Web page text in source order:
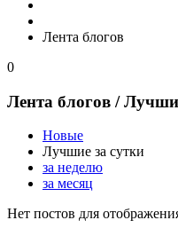
Лента блогов
0
Лента блогов /
Новые
Лучшие за сутки
за неделю
за месяц
Нет постов для